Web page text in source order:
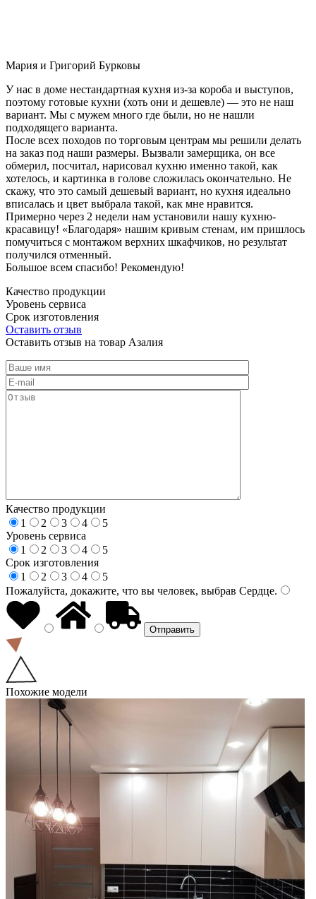
Мария и Григорий Бурковы
У нас в доме нестандартная кухня из-за короба и выступов,
поэтому готовые кухни (хоть они и дешевле) — это не наш
вариант. Мы с мужем много где были, но не нашли
подходящего варианта.
После всех походов по торговым центрам мы решили делать
на заказ под наши размеры. Вызвали замерщика, он все
обмерил, посчитал, нарисовал кухню именно такой, как
хотелось, и картинка в голове сложилась окончательно. Не
скажу, что это самый дешевый вариант, но кухня идеально
вписалась и цвет выбрала такой, как мне нравится.
Примерно через 2 недели нам установили нашу кухню-
красавицу! «Благодаря» нашим кривым стенам, им пришлось
помучиться с монтажом верхних шкафчиков, но результат
получился отменный.
Большое всем спасибо! Рекомендую!
Качество продукции
Уровень сервиса
Срок изготовления
Оставить отзыв
Оставить отзыв на товар Азалия
Качество продукции
1
2 3 4
5
Уровень сервиса
1
2 3 4
5
Срок изготовления
1
2 3 4
5
Пожалуйста, докажите, что вы человек, выбрав Сердце.
Похожие модели